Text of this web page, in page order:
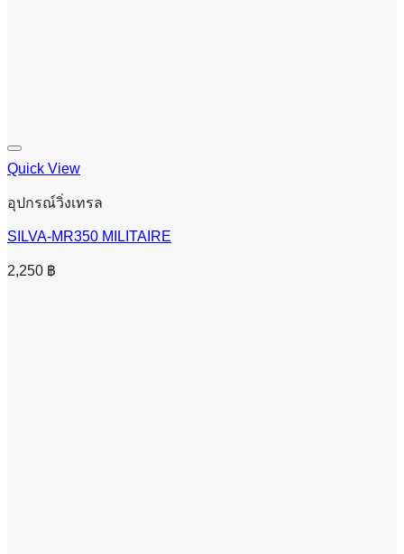
Quick View
อุปกรณ์วิ่งเทรล
SILVA-MR350 MILITAIRE
2,250 ฿